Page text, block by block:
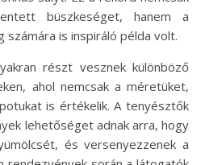
büszkeséget, hanem a
számára is inspiráló példa volt.
részt vesznek különböző
ahol nemcsak a méretüket,
is értékelik. A tenyésztők
lehetőséget adnak arra, hogy
és versenyezzenek a